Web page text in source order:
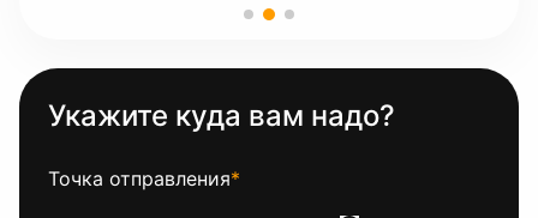
Укажите куда вам надо?
Точка отправления*